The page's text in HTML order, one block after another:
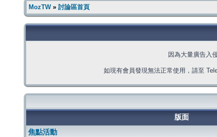
MozTW» 討論區首頁
因為大量廣告入
如現有會員發現無法正常使用，請至
版面
焦點活動